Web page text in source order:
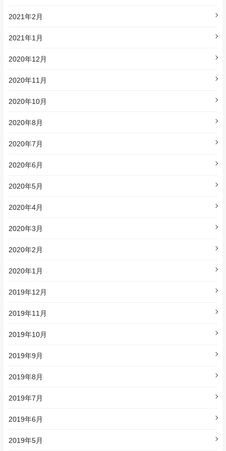
2021年2月
2021年1月
2020年12月
2020年11月
2020年10月
2020年8月
2020年7月
2020年6月
2020年5月
2020年4月
2020年3月
2020年2月
2020年1月
2019年12月
2019年11月
2019年10月
2019年9月
2019年8月
2019年7月
2019年6月
2019年5月